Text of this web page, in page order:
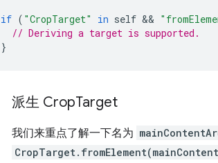
if ( "CropTarget" in self &&
// Deriving a target is supported.
}
派生 CropTarget
我们来重点了解一下名为